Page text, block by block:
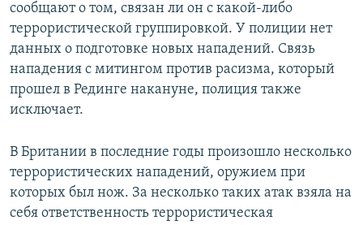
сообщают о том, связан ли он с какой-либо
террористической группировкой. У полиции нет
данных о подготовке новых нападений. Связь
нападения с митингом против расизма, который
прошел в Рединге накануне, полиция также
исключает.
В Британии в последние годы произошло несколько
террористических нападений, оружием при
которых был нож. За несколько таких атак взяла на
себя ответственность террористическая